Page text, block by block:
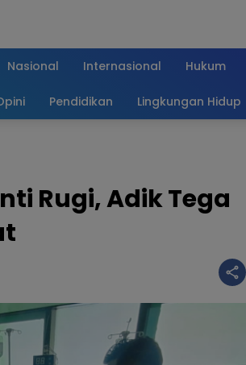
Nasional Internasional Hukum
Pendidikan Lingkungan Hidup
Rugi, Adik Tega